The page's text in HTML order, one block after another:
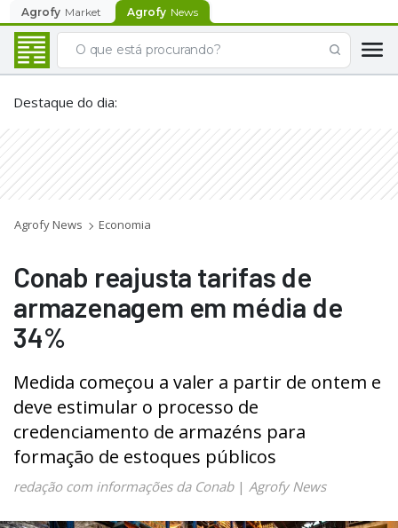
Agrofy Market Agrofy News
Destaque do dia:
Agrofy News Economia
Conab reajusta tarifas de
armazenagem em média de
34%
Medida começou a valer a partir de ontem e
deve estimular o processo de
credenciamento de armazéns para
formação de estoques públicos
redação com informações da Conab| Agrofy News